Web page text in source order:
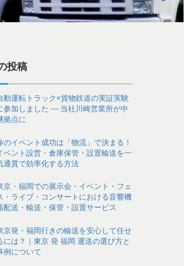
投稿
動運転トラック×貨物鉄道の実証実験
参加しました ― 当社川崎営業所が中
拠点に
のイベント成功は「物流」で決まる！
ベント設営・倉庫保管・設置輸送を一
通貫で効率化する方法
京・福岡での展示会・イベント・フェ
・ライブ・コンサートにおける音響機
配送・輸送・保管・設置サービス
京発・福岡行きの輸送を安心して任せ
には？｜東京 発 福岡 運送の選び方と
例について